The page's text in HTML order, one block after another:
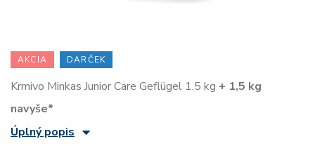
AKCIA DARČEK
Krmivo Minkas Junior Care Geflügel 1,5 kg + 1,5 kg
navyše*
Úplný popis